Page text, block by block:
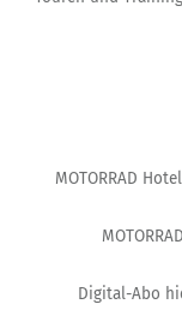
MOTORRAD
Digital-Abo